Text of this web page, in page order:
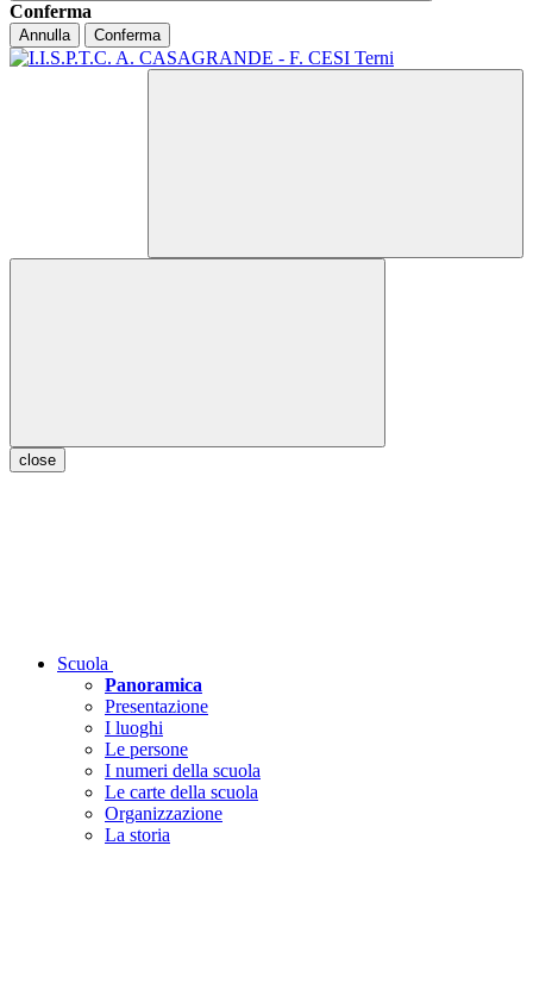
Conferma
Annulla Conferma
close
Scuola
Panoramica
Presentazione
I luoghi
Le persone
I numeri della scuola
Le carte della scuola
Organizzazione
La storia